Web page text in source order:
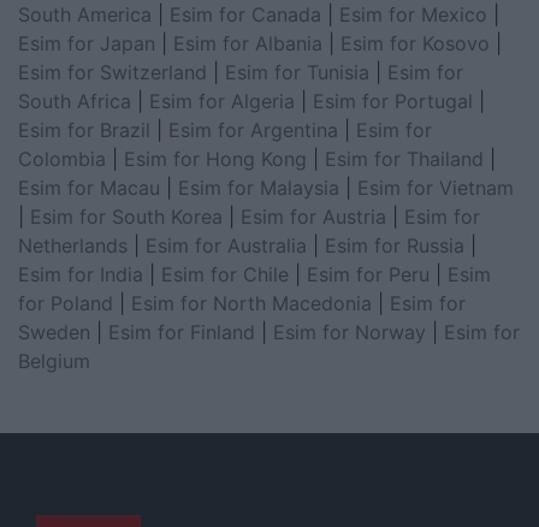
South America
Esim for Canada Esim for Mexico
Esim for Japan
Esim for Albania Esim for Kosovo
Esim for Switzerland
Esim for Tunisia
Esim for
South Africa
Esim for Algeria Esim for Portugal
Esim for Brazil
Esim for Argentina
Esim for
Colombia
Esim for Hong Kong Esim for Thailand
Esim for Macau
Esim for Malaysia
Esim for Vietnam
Esim for South Korea Esim for Austria
Esim for
Netherlands
Esim for Australia Esim for Russia
Esim for India
Esim for Chile Esim for Peru
Esim
for Poland
Esim for North Macedonia
Esim for
Sweden
Esim for Finland Esim for Norway
Esim for
Belgium